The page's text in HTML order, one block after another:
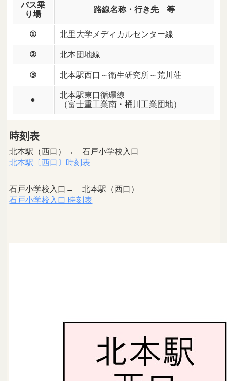
バス乗
り場
路線名称・行き先 等
① 北里大学メディカルセンター線
② 北本団地線
③ 北本駅西口～衛生研究所～荒川荘
●
北本駅東口循環線
（富士重工業南・桶川工業団地）
時刻表
北本駅（西口）→ 石戸小学校入口
北本駅〔西口〕時刻表
石戸小学校入口→ 北本駅（西口）
石戸小学校入口 時刻表